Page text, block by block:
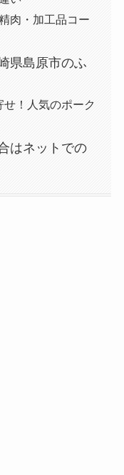
肉・加工品コー
県島原市のふ
！人気のポーク
はネットでの